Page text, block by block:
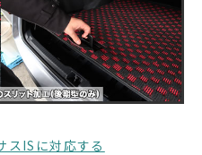
スISに対応する